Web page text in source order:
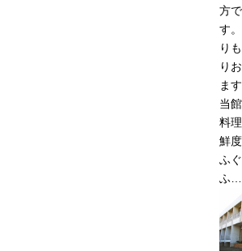
方
す
り
り
ま
当
料
鮮
ふ
ふ…